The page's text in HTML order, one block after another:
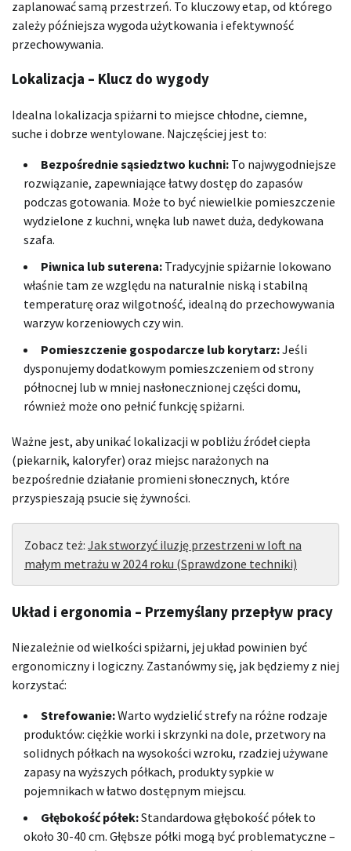
zaplanować samą przestrzeń. To kluczowy etap, od którego
zależy późniejsza wygoda użytkowania i efektywność
przechowywania.
Lokalizacja – Klucz do wygody
Idealna lokalizacja spiżarni to miejsce chłodne, ciemne,
suche i dobrze wentylowane. Najczęściej jest to:
Bezpośrednie sąsiedztwo kuchni: To najwygodniejsze
rozwiązanie, zapewniające łatwy dostęp do zapasów
podczas gotowania. Może to być niewielkie pomieszczenie
wydzielone z kuchni, wnęka lub nawet duża, dedykowana
szafa.
Piwnica lub suterena: Tradycyjnie spiżarnie lokowano
właśnie tam ze względu na naturalnie niską i stabilną
temperaturę oraz wilgotność, idealną do przechowywania
warzyw korzeniowych czy win.
Pomieszczenie gospodarcze lub korytarz:Jeśli
dysponujemy dodatkowym pomieszczeniem od strony
północnej lub w mniej nasłonecznionej części domu,
również może ono pełnić funkcję spiżarni.
Ważne jest, aby unikać lokalizacji w pobliżu źródeł ciepła
(piekarnik, kaloryfer) oraz miejsc narażonych na
bezpośrednie działanie promieni słonecznych, które
przyspieszają psucie się żywności.
Zobacz też: Jak stworzyć iluzję przestrzeni w loft na
małym metrażu w 2024 roku (Sprawdzone techniki)
Układ i ergonomia – Przemyślany przepływ pracy
Niezależnie od wielkości spiżarni, jej układ powinien być
ergonomiczny i logiczny. Zastanówmy się, jak będziemy z niej
korzystać:
Strefowanie:Warto wydzielić strefy na różne rodzaje
produktów: ciężkie worki i skrzynki na dole, przetwory na
solidnych półkach na wysokości wzroku, rzadziej używane
zapasy na wyższych półkach, produkty sypkie w
pojemnikach w łatwo dostępnym miejscu.
Głębokość półek:Standardowa głębokość półek to
około 30-40 cm. Głębsze półki mogą być problematyczne –